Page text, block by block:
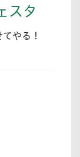
スタ
やる！